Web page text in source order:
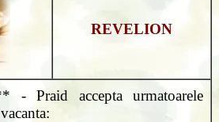
REVELION
- Praid accepta urmatoarele